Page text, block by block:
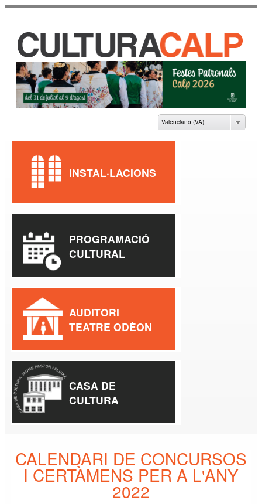
CASA DE CULTURA
JAUME PASTOR I
Valenciano (VA)
CALENDARI DE CONCURSOS
I CERTÀMENS PER A L'ANY
2022
INSTAL·LACIONS
PROGRAMACIÓ
CULTURAL
AUDITORI
TEATRE ODÈON
CASA DE
CULTURA